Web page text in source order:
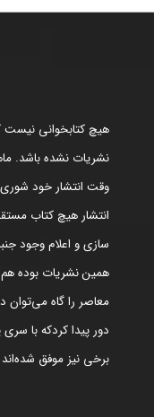
هیچ کتابخوانی نیست
نشریات نشده باشد.
وقت انتشار خود شوری
انتشار هیچ کتاب
سازی و اعلام وجود
همین نشریات بوده هم
معاصر را گاه
دور پیدا کردکه با
برخی نیز موفق